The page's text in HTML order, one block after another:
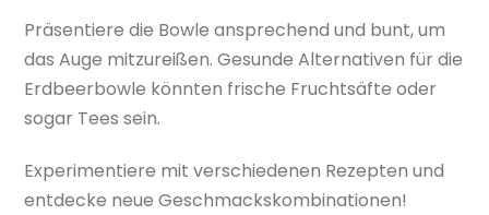
Präsentiere die Bowle ansprechend und bunt, um
das Auge mitzureißen. Gesunde Alternativen für die
Erdbeerbowle könnten frische Fruchtsäfte oder
sogar Tees sein.
Experimentiere mit verschiedenen Rezepten und
entdecke neue Geschmackskombinationen!